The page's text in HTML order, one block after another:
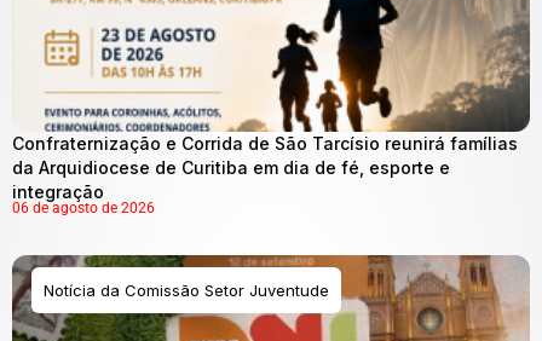
Confraternização e Corrida de São Tarcísio reunirá famílias
da Arquidiocese de Curitiba em dia de fé, esporte e
integração
06 de agosto de 2026
Notícia da Comissão Setor Juventude